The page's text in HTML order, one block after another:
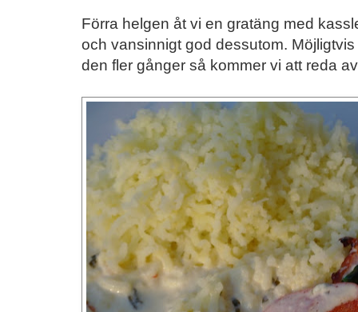
Förra helgen åt vi en gratäng med
och vansinnigt god dessutom.
den fler gånger så kommer vi att reda